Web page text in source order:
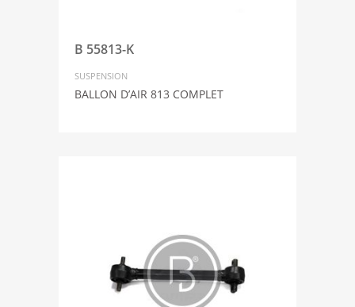
B 55813-K
SUSPENSION
BALLON D’AIR 813 COMPLET